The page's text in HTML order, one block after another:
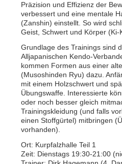
Präzision und Effizienz der
verbessert und eine mentale
(Zanshin) einstellt. So wird
Geist, Schwert und Körper (Ki-
Grundlage des Trainings sind
Alljapanischen Kendo-
kommen Formen aus einer
(Musoshinden Ryu) dazu.
mit einem Holzschwert und
Übungswaffe. Interessierte
oder noch besser gleich
Trainingskleidung (und falls
einen Stoffgürtel) mitbringen
vorhanden).
Ort: Kurpfalzhalle Teil 1
Zeit: Dienstags 19:30-21:00